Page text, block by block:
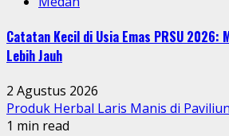
Catatan Kecil di Usia Emas PRSU 2026:
Lebih Jauh
2 Agustus 2026
Produk Herbal Laris Manis di
1 min read